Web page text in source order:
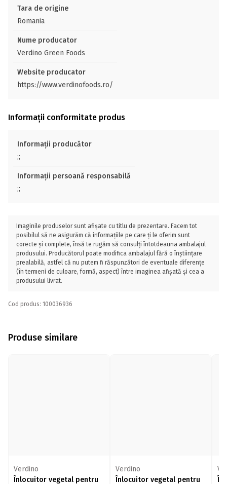
Tara de origine
Romania
Nume producator
Verdino Green Foods
Website producator
https://www.verdinofoods.ro/
Informații conformitate produs
Informații producător
;;
Informații persoană responsabilă
;;
Imaginile produselor sunt afișate cu titlu de prezentare. Facem tot
posibilul să ne asigurăm că informațiile pe care ți le oferim sunt
corecte și complete, însă te rugăm să consulți întotdeauna ambalajul
produsului. Producătorul poate modifica ambalajul fără o înștiințare
prealabilă, astfel că nu putem fi răspunzători de eventuale diferențe
(în termeni de culoare, formă, aspect) între imaginea afișată și cea a
produsului livrat.
Cod produs: 100036936
Produse similare
Verdino
Înlocuitor vegetal pentru
Verdino
Înlocuitor vegetal pentru